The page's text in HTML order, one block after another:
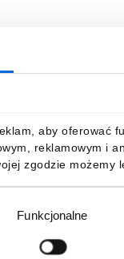
aby oferować
reklamowym i
zgodzie
Funkcjonalne